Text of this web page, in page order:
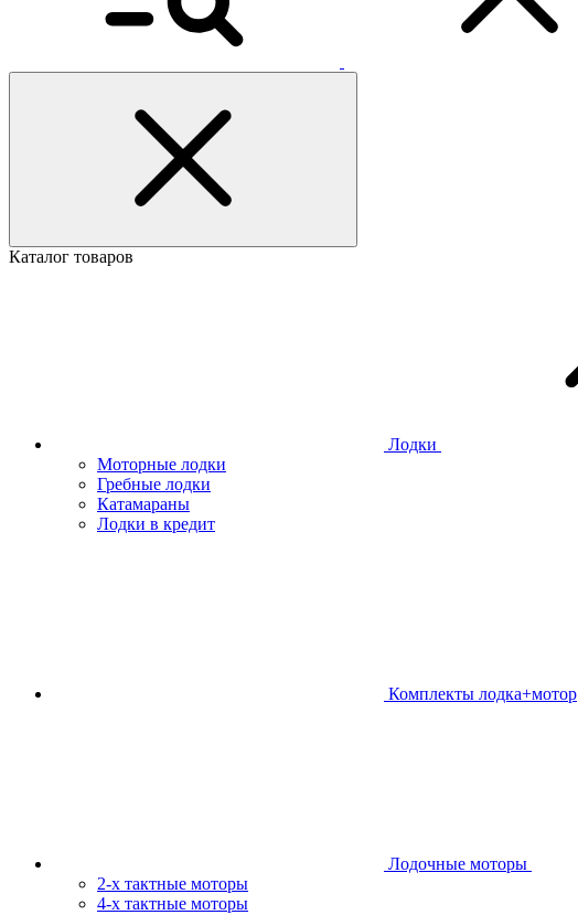
Каталог товаров
Лодки
Моторные лодки
Гребные лодки
Катамараны
Лодки в кредит
Комплекты лодка+мотор
Лодочные моторы
2-х тактные моторы
4-х тактные моторы